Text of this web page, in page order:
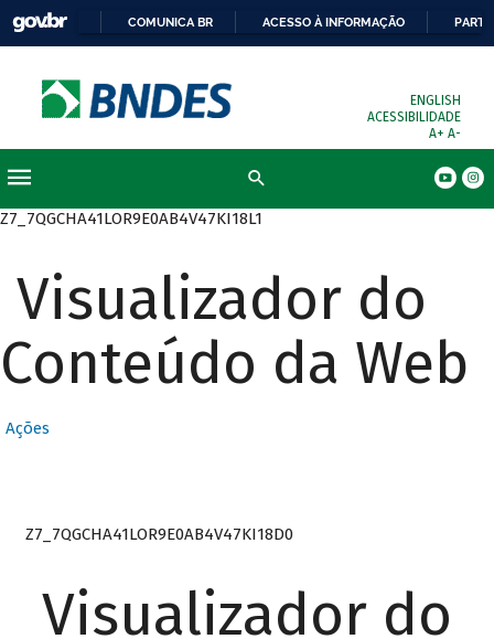
COMUNICA BR ACESSO À INFORMAÇÃO
ENGLISH
ACESSIBILIDADE
A+ A-
Z7_7QGCHA41LOR9E0AB4V47KI18L1
Visualizador do
Conteúdo da Web
Ações
Z7_7QGCHA41LOR9E0AB4V47KI18D0
Visualizador do